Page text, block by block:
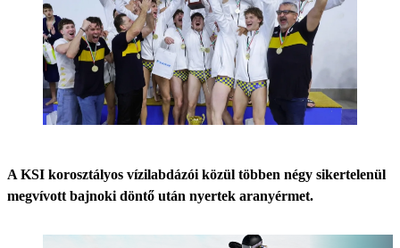
A KSI korosztályos vízilabdázói közül többen négy sikertelenül
megvívott bajnoki döntő után nyertek aranyérmet.